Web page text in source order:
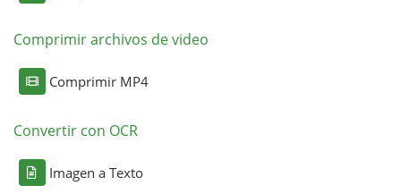
Comprimir archivos de video
Comprimir MP4
Convertir con OCR
Imagen a Texto